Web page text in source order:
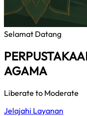
Selamat Datang
AGAMA
Liberate to Moderate
Jelajahi Layanan